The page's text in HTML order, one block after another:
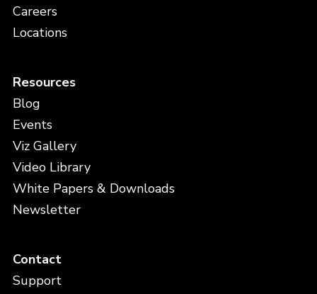
Careers
Locations
Resources
Blog
Events
Viz Gallery
Video Library
White Papers & Downloads
Newsletter
Contact
Support